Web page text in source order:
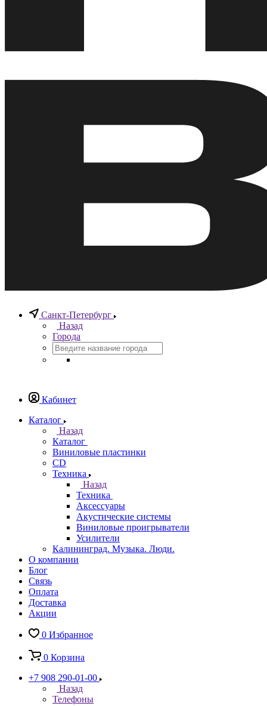
Санкт-Петербург
Назад
Города
Кабинет
Каталог
Назад
Каталог
Виниловые пластинки
CD
Техника
Назад
Техника
Аксессуары
Акустические системы
Виниловые проигрыватели
Усилители
Калининград. Музыка. Люди.
О компании
Блог
Связь
Оплата
Доставка
Акции
0 Избранное
0 Корзина
+7 908 290-01-00
Назад
Телефоны